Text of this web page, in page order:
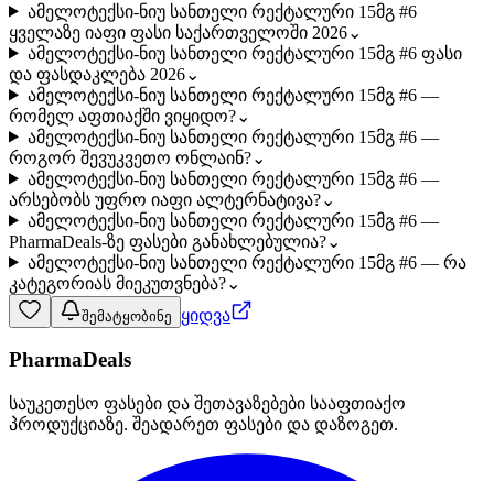
ამელოტექსი-ნიუ სანთელი რექტალური 15მგ #6
ყველაზე იაფი ფასი საქართველოში 2026⌄
ამელოტექსი-ნიუ სანთელი რექტალური 15მგ #6 ფასი
და ფასდაკლება 2026⌄
ამელოტექსი-ნიუ სანთელი რექტალური 15მგ #6 —
რომელ აფთიაქში ვიყიდო?⌄
ამელოტექსი-ნიუ სანთელი რექტალური 15მგ #6 —
როგორ შევუკვეთო ონლაინ?⌄
ამელოტექსი-ნიუ სანთელი რექტალური 15მგ #6 —
არსებობს უფრო იაფი ალტერნატივა?⌄
ამელოტექსი-ნიუ სანთელი რექტალური 15მგ #6 —
PharmaDeals-ზე ფასები განახლებულია?⌄
ამელოტექსი-ნიუ სანთელი რექტალური 15მგ #6 — რა
კატეგორიას მიეკუთვნება?⌄
შემატყობინე ყიდვა
PharmaDeals
საუკეთესო ფასები და შეთავაზებები სააფთიაქო
პროდუქციაზე. შეადარეთ ფასები და დაზოგეთ.